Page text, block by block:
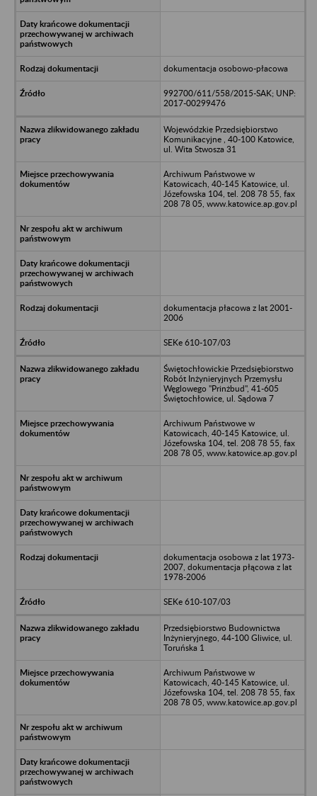
dokumentacja osobowo-płacowa
992700/611/558/2015-SAK; UNP:
2017-00299476
Wojewódzkie Przedsiębiorstwo
Komunikacyjne , 40-100 Katowice,
ul. Wita Stwosza 31
Archiwum Państwowe w
Katowicach, 40-145 Katowice, ul.
Józefowska 104, tel. 208 78 55, fax
208 78 05, www.katowice.ap.gov.pl
dokumentacja płacowa z lat 2001-
2006
SEKe 610-107/03
Świętochłowickie Przedsiębiorstwo
Robót Inżynieryjnych Przemysłu
Węglowego "Prinżbud", 41-605
Świętochłowice, ul. Sądowa 7
Archiwum Państwowe w
Katowicach, 40-145 Katowice, ul.
Józefowska 104, tel. 208 78 55, fax
208 78 05, www.katowice.ap.gov.pl
dokumentacja osobowa z lat 1973-
2007, dokumentacja płącowa z lat
1978-2006
SEKe 610-107/03
Przedsiębiorstwo Budownictwa
Inżynieryjnego, 44-100 Gliwice, ul.
Toruńska 1
Archiwum Państwowe w
Katowicach, 40-145 Katowice, ul.
Józefowska 104, tel. 208 78 55, fax
208 78 05, www.katowice.ap.gov.pl